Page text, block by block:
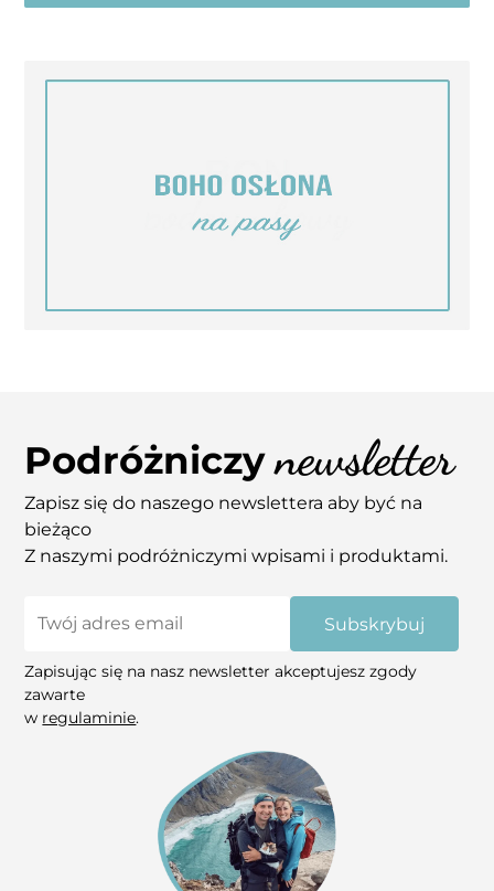
Podróżniczynewsletter
Zapisz się do naszego newslettera aby być na
bieżąco
Z naszymi podróżniczymi wpisami i produktami.
Subskrybuj
Zapisując się na nasz newsletter akceptujesz zgody
zawarte
w regulaminie.